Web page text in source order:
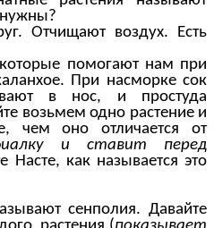
Отчищают воздух. Есть
помогают нам при
При насморке сок
в нос, и простуда
возьмем одно растение и
чем оно отличается от
и ставит перед
Насте, как называется это
сенполия. Давайте